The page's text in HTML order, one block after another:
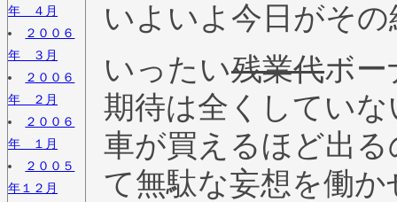
年 ４月
２００６
年 ３月
２００６
年 ２月
２００６
年 １月
２００５
年１２月
いよいよ今日がそ
いったい残業代ボー
期待は全くしてい
車が買えるほど出
て無駄な妄想を働